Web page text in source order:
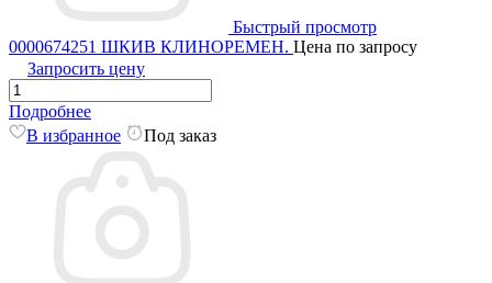
Быстрый просмотр
0000674251 ШКИВ КЛИНОРЕМЕН. Цена по запросу
Запросить цену
Подробнее
В избранное
Под заказ